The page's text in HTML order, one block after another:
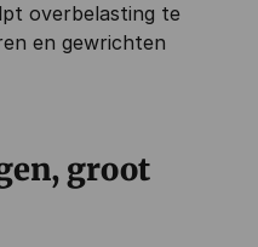
overbelasting te
en gewrichten
groot